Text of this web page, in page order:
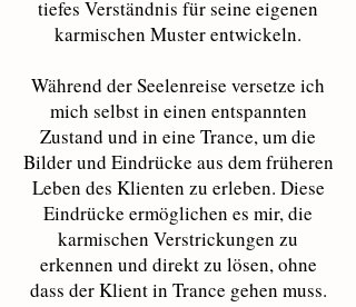
tiefes Verständnis für seine eigenen
karmischen Muster entwickeln.
Während der Seelenreise versetze ich
mich selbst in einen entspannten
Zustand und in eine Trance, um die
Bilder und Eindrücke aus dem früheren
Leben des Klienten zu erleben. Diese
Eindrücke ermöglichen es mir, die
karmischen Verstrickungen zu
erkennen und direkt zu lösen, ohne
dass der Klient in Trance gehen muss.